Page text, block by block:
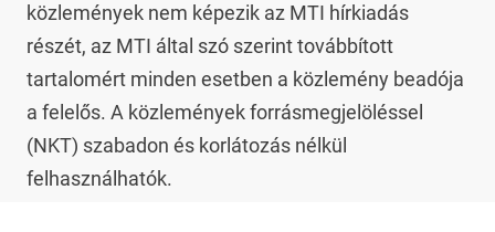
közlemények nem képezik az MTI hírkiadás
részét, az MTI által szó szerint továbbított
tartalomért minden esetben a közlemény beadója
a felelős. A közlemények forrásmegjelöléssel
(NKT) szabadon és korlátozás nélkül
felhasználhatók.